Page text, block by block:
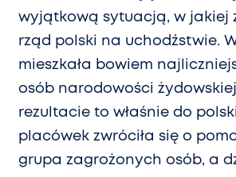
wyjątkową sytuacją, w jakiej
rząd polski na uchodźstwie.
mieszkała bowiem
osób narodowości
rezultacie to właśnie do
placówek zwróciła się o
grupa zagrożonych osób, a